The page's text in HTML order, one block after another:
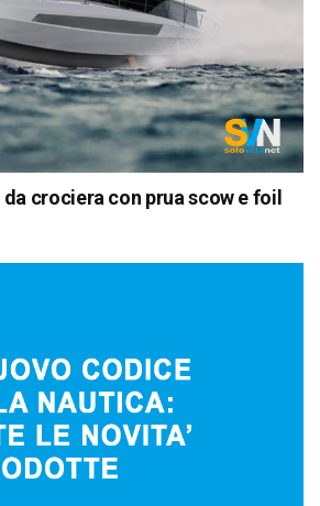
crociera con prua scow e foil